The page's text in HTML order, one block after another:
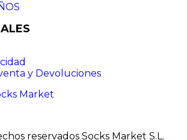
y Devoluciones
Market
reservados Socks Market S.L.